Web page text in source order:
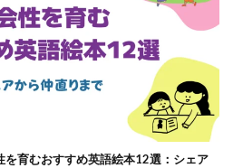
を育むおすすめ英語絵本12選：シェア